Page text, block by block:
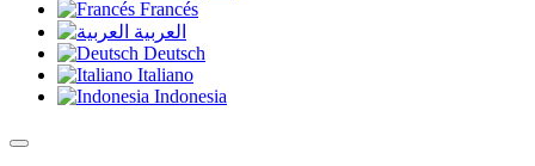
Francés
العربية
Deutsch
Italiano
Indonesia